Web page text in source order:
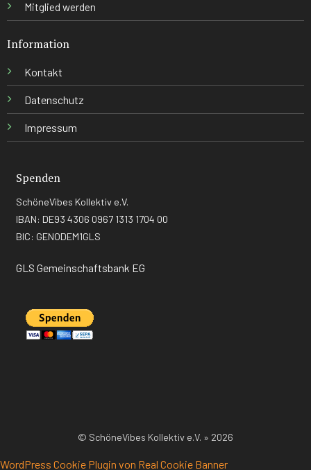
Mitglied werden
Information
Kontakt
Datenschutz
Impressum
Spenden
SchöneVibes Kollektiv e.V.
IBAN: DE93 4306 0967 1313 1704 00
BIC: GENODEM1GLS
GLS Gemeinschaftsbank EG
© SchöneVibes Kollektiv e.V. » 2026
WordPress Cookie Plugin von Real Cookie Banner